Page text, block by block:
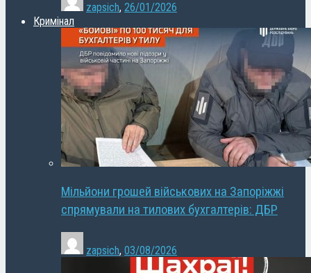
zapsich, 26/01/2026
Кримінал
Мільйони грошей військових на Запоріжжі
спрямували на тилових бухгалтерів: ДБР
zapsich, 03/08/2026